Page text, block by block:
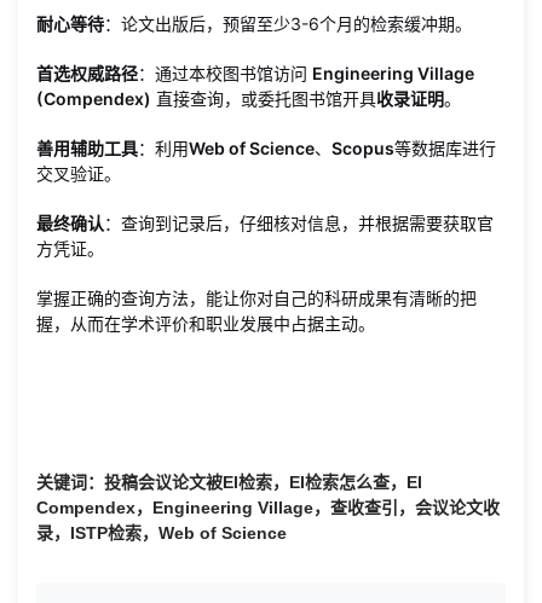
耐心等待：论文出版后，预留至少3-6个月的检索缓冲期。
首选权威路径：通过本校图书馆访问 Engineering Village
(Compendex) 直接查询，或委托图书馆开具收录证明。
善用辅助工具：利用Web of Science、 Scopus等数据库进行
交叉验证。
最终确认：查询到记录后，仔细核对信息，并根据需要获取官
方凭证。
掌握正确的查询方法，能让你对自己的科研成果有清晰的把
握，从而在学术评价和职业发展中占据主动。
关键词：投稿会议论文被EI检索，EI检索怎么查，EI
Compendex，Engineering Village，查收查引，会议论文收
录，ISTP检索，Web of Science